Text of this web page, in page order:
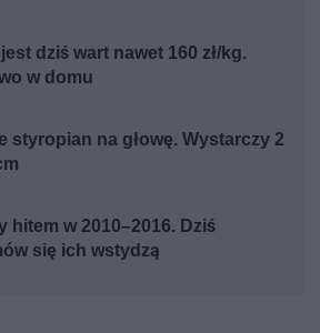
dziś wart nawet 160 zł/kg.
w domu
styropian na głowę. Wystarczy 2
hitem w 2010–2016. Dziś
się ich wstydzą